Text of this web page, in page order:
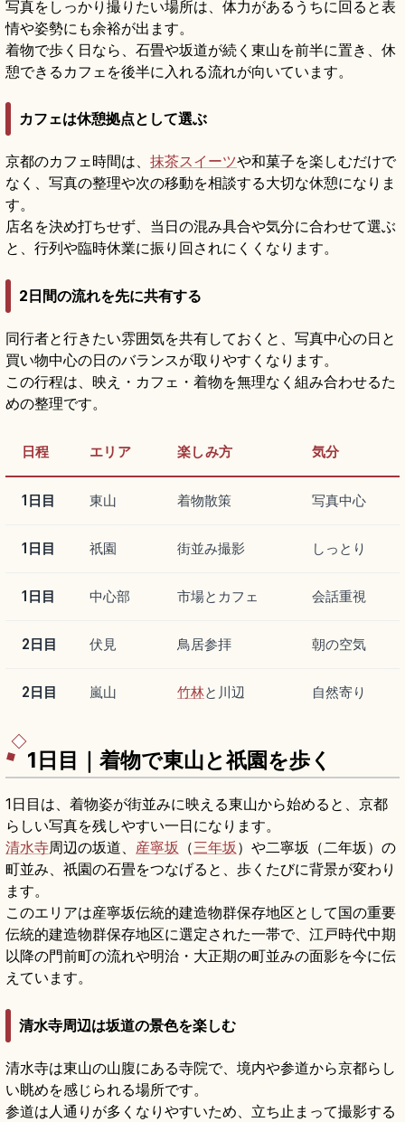
写真をしっかり撮りたい場所は、体力があるうちに回ると表
情や姿勢にも余裕が出ます。
着物で歩く日なら、石畳や坂道が続く東山を前半に置き、休
憩できるカフェを後半に入れる流れが向いています。
カフェは休憩拠点として選ぶ
京都のカフェ時間は、 抹茶スイーツや和菓子を楽しむだけで
なく、写真の整理や次の移動を相談する大切な休憩になりま
す。
店名を決め打ちせず、当日の混み具合や気分に合わせて選ぶ
と、行列や臨時休業に振り回されにくくなります。
2日間の流れを先に共有する
同行者と行きたい雰囲気を共有しておくと、写真中心の日と
買い物中心の日のバランスが取りやすくなります。
この行程は、映え・カフェ・着物を無理なく組み合わせるた
めの整理です。
日程 エリア 楽しみ方 気分
1日目 東山 着物散策 写真中心
1日目 祇園 街並み撮影 しっとり
1日目 中心部 市場とカフェ 会話重視
2日目 伏見 鳥居参拝 朝の空気
2日目 嵐山 竹林と川辺 自然寄り
1日目｜着物で東山と祇園を歩く
1日目は、着物姿が街並みに映える東山から始めると、京都
らしい写真を残しやすい一日になります。
清水寺周辺の坂道、 産寧坂 （三年坂）や二寧坂（二年坂）の
町並み、祇園の石畳をつなげると、歩くたびに背景が変わり
ます。
このエリアは産寧坂伝統的建造物群保存地区として国の重要
伝統的建造物群保存地区に選定された一帯で、江戸時代中期
以降の門前町の流れや明治・大正期の町並みの面影を今に伝
えています。
清水寺周辺は坂道の景色を楽しむ
清水寺は東山の山腹にある寺院で、境内や参道から京都らし
い眺めを感じられる場所です。
参道は人通りが多くなりやすいため、立ち止まって撮影する